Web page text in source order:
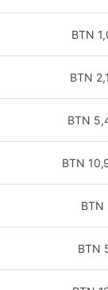
BTN
BTN
BTN
BTN